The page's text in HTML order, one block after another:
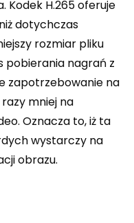
Kodek H.265 oferuje
dotychczas
rozmiar pliku
pobierania nagrań z
zapotrzebowanie na
mniej na
Oznacza to, iż ta
wystarczy na
obrazu.